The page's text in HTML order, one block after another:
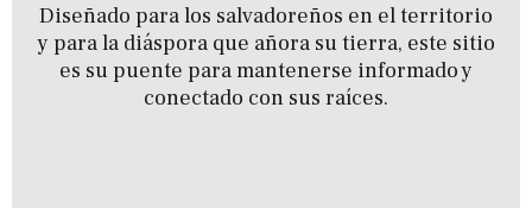
Diseñado para los salvadoreños en el territorio
y para la diáspora que añora su tierra, este sitio
es su puente para mantenerse informado y
conectado con sus raíces.